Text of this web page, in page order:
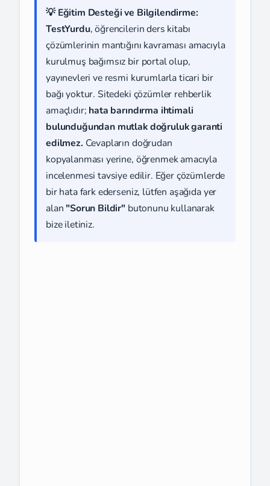
💡 Eğitim Desteği ve Bilgilendirme:
TestYurdu, öğrencilerin ders kitabı
çözümlerinin mantığını kavraması amacıyla
kurulmuş bağımsız bir portal olup,
yayınevleri ve resmi kurumlarla ticari bir
bağı yoktur. Sitedeki çözümler rehberlik
amaçlıdır; hata barındırma ihtimali
bulunduğundan mutlak doğruluk garanti
edilmez. Cevapların doğrudan
kopyalanması yerine, öğrenmek amacıyla
incelenmesi tavsiye edilir. Eğer çözümlerde
bir hata fark ederseniz, lütfen aşağıda yer
alan "Sorun Bildir" butonunu kullanarak
bize iletiniz.